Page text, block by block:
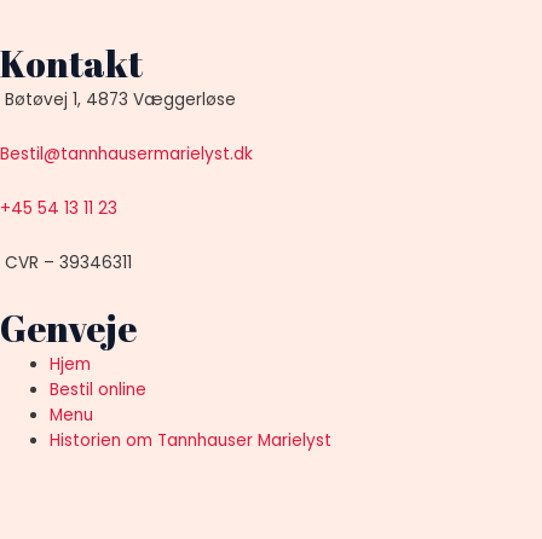
Kontakt
Bøtøvej 1, 4873 Væggerløse
Bestil@tannhausermarielyst.dk
+45 54 13 11 23
CVR – 39346311
Genveje
Hjem
Bestil online
Menu
Historien om Tannhauser Marielyst